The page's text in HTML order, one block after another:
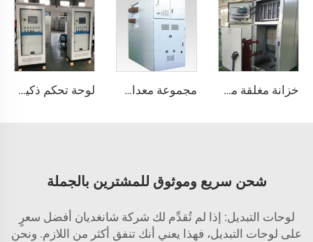
خزانة مغلقة من نوع KYN61 مجموعة معدات التبديل KYN61 لوحة تحكم ذكية 380 فولت / 50 هرتز مع درجة حماية IP54 لمضخة المياه مع واجهة الإنسان-الآلة (HMI) الخاصة بوحدة التحكم القابلة للبرمجة (PLC) ومحول التردد (VFD)، ومعدات توزيع الطاقة مع مراقبة عن بُعد
شحن سريع وموثوق للمشترين بالجملة
لوحات التبديل: إذا لم تُقدِّم لك شركة شانغديان أفضل سعرٍ
على لوحات التبديل، فهذا يعني أنك تنفق أكثر من اللازم. ونحن